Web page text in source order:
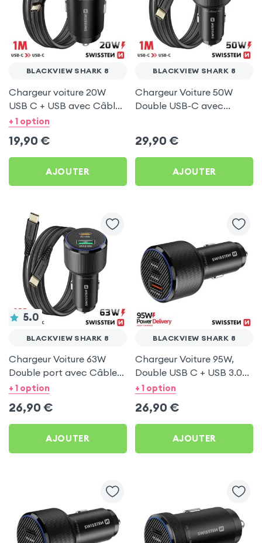
BLACKVIEW SHARK 8
Chargeur voiture 20W
USB C + USB avec Câble
type C Swissten pour
+ 1 option
19,90 €
AJOUTER
BLACKVIEW SHARK 8
Chargeur Voiture 50W
Double USB-C avec
29,90 €
AJOUTER
5.0
BLACKVIEW SHARK 8
Chargeur Voiture 63W
Double port avec Câble
USB C 1m pour Blackview
+ 1 option
26,90 €
AJOUTER
BLACKVIEW SHARK 8
Chargeur Voiture 95W,
Double USB C + USB 3.0
pour Blackview Shark 8
+ 1 option
26,90 €
AJOUTER